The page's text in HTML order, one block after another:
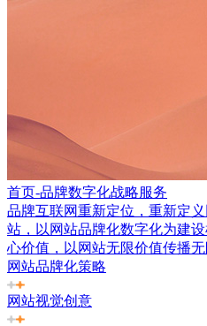
首页-品牌数字化战略服务
品牌互联网重新定位，重新定
站，以网站品牌化数字化为建
心价值，以网站无限价值传播无
网站品牌化策略
网站视觉创意